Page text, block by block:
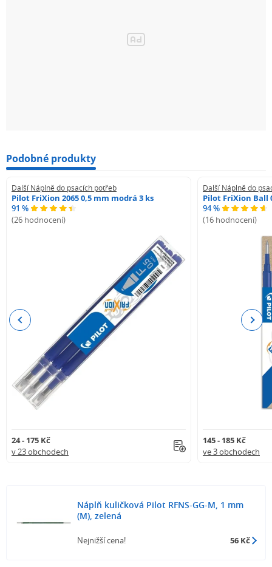
Podobné produkty
Další Náplně do psacích potřeb
Pilot FriXion 2065 0,5 mm modrá 3 ks
91 %
(26 hodnocení)
24 - 175 Kč
v 23 obchodech
Další Náplně do
Pilot FriXion Ball
94 %
(16 hodnocení)
145 - 185 Kč
ve 3 obchodech
Previous Next
Náplň kuličková Pilot RFNS-GG-M, 1 mm
(M), zelená
Nejnižší cena! 56 Kč